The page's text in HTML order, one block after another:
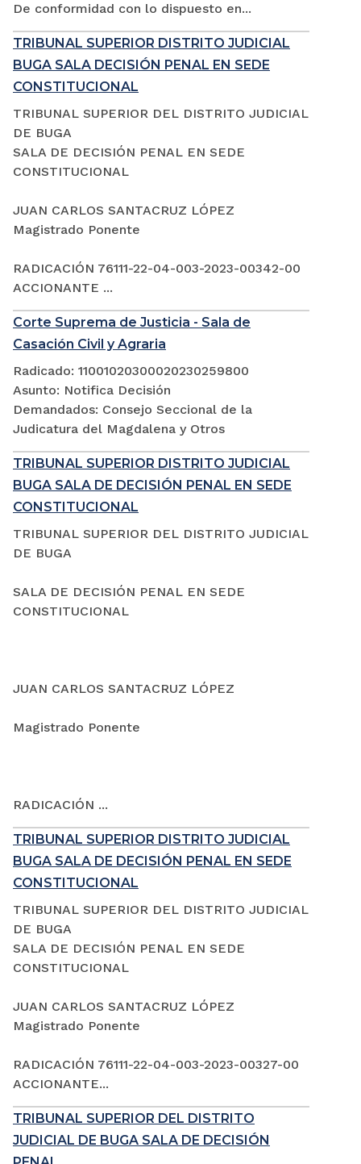
De conformidad con lo dispuesto en...
TRIBUNAL SUPERIOR DISTRITO JUDICIAL
BUGA SALA DECISIÓN PENAL EN SEDE
CONSTITUCIONAL
TRIBUNAL SUPERIOR DEL DISTRITO JUDICIAL
DE BUGA
SALA DE DECISIÓN PENAL EN SEDE
CONSTITUCIONAL
JUAN CARLOS SANTACRUZ LÓPEZ
Magistrado Ponente
RADICACIÓN 76111-22-04-003-2023-00342-00
ACCIONANTE ...
Corte Suprema de Justicia - Sala de
Casación Civil y Agraria
Radicado: 11001020300020230259800
Asunto: Notifica Decisión
Demandados: Consejo Seccional de la
Judicatura del Magdalena y Otros
TRIBUNAL SUPERIOR DISTRITO JUDICIAL
BUGA SALA DE DECISIÓN PENAL EN SEDE
CONSTITUCIONAL
TRIBUNAL SUPERIOR DEL DISTRITO JUDICIAL
DE BUGA
SALA DE DECISIÓN PENAL EN SEDE
CONSTITUCIONAL
JUAN CARLOS SANTACRUZ LÓPEZ
Magistrado Ponente
RADICACIÓN ...
TRIBUNAL SUPERIOR DISTRITO JUDICIAL
BUGA SALA DE DECISIÓN PENAL EN SEDE
CONSTITUCIONAL
TRIBUNAL SUPERIOR DEL DISTRITO JUDICIAL
DE BUGA
SALA DE DECISIÓN PENAL EN SEDE
CONSTITUCIONAL
JUAN CARLOS SANTACRUZ LÓPEZ
Magistrado Ponente
RADICACIÓN 76111-22-04-003-2023-00327-00
ACCIONANTE...
TRIBUNAL SUPERIOR DEL DISTRITO
JUDICIAL DE BUGA SALA DE DECISIÓN